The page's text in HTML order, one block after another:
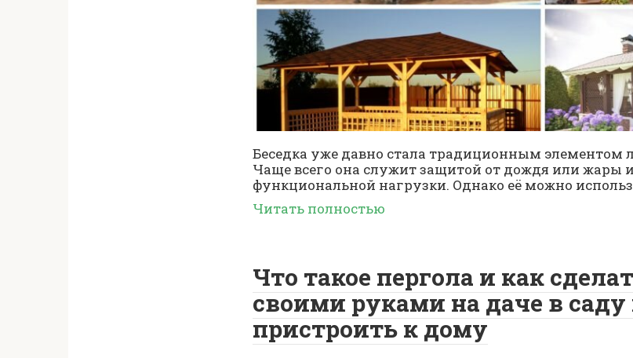
Беседка уже давно стала традиционным элементом
Чаще всего она служит защитой от дождя или жары и
функциональной нагрузки. Однако её можно
Читать полностью
Что такое пергола и как
своими руками на даче в
пристроить к дому